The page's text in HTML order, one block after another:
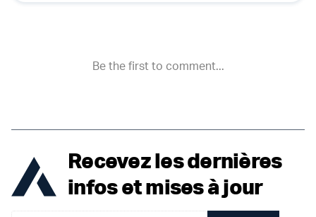
Recevez les dernières
infos et mises à jour